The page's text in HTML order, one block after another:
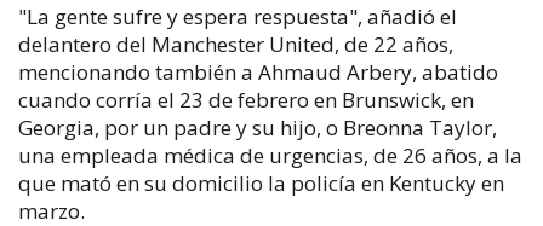
"La gente sufre y espera respuesta", añadió el
delantero del Manchester United, de 22 años,
mencionando también a Ahmaud Arbery, abatido
cuando corría el 23 de febrero en Brunswick, en
Georgia, por un padre y su hijo, o Breonna Taylor,
una empleada médica de urgencias, de 26 años, a la
que mató en su domicilio la policía en Kentucky en
marzo.